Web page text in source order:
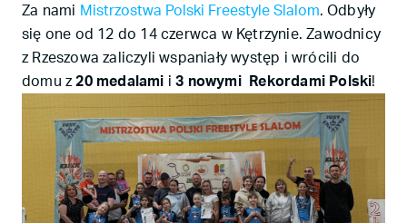
Za nami Mistrzostwa Polski Freestyle Slalom. Odbyły
się one od 12 do 14 czerwca w Kętrzynie. Zawodnicy
z Rzeszowa zaliczyli wspaniały występ i wrócili do
domu z20 medalami i3 nowymi Rekordami Polski!